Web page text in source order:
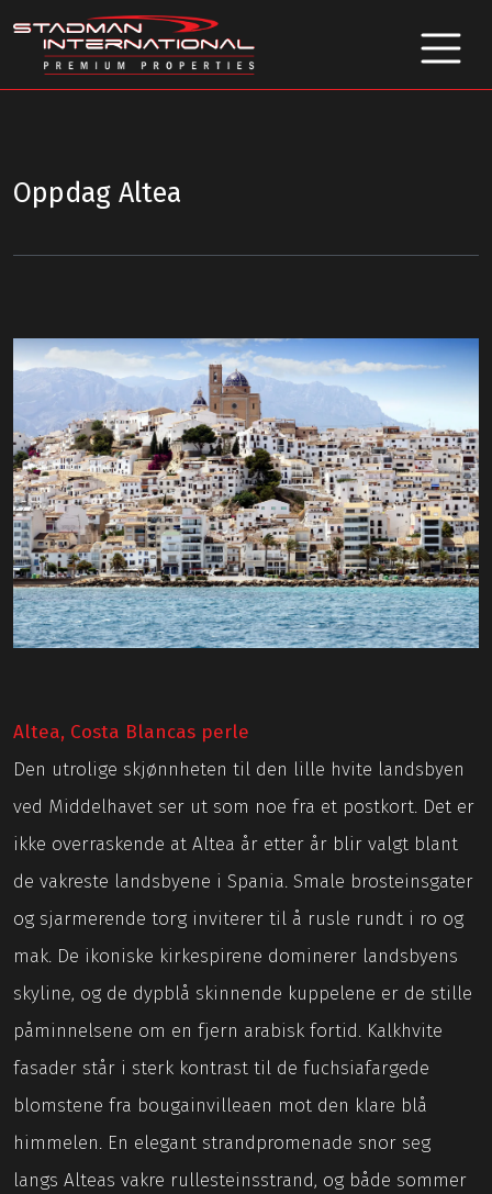
Oppdag Altea
Altea, Costa Blancas perle
Den utrolige skjønnheten til den lille hvite landsbyen
ved Middelhavet ser ut som noe fra et postkort. Det er
ikke overraskende at Altea år etter år blir valgt blant
de vakreste landsbyene i Spania. Smale brosteinsgater
og sjarmerende torg inviterer til å rusle rundt i ro og
mak. De ikoniske kirkespirene dominerer landsbyens
skyline, og de dypblå skinnende kuppelene er de stille
påminnelsene om en fjern arabisk fortid. Kalkhvite
fasader står i sterk kontrast til de fuchsiafargede
blomstene fra bougainvilleaen mot den klare blå
himmelen. En elegant strandpromenade snor seg
langs Alteas vakre rullesteinsstrand, og både sommer